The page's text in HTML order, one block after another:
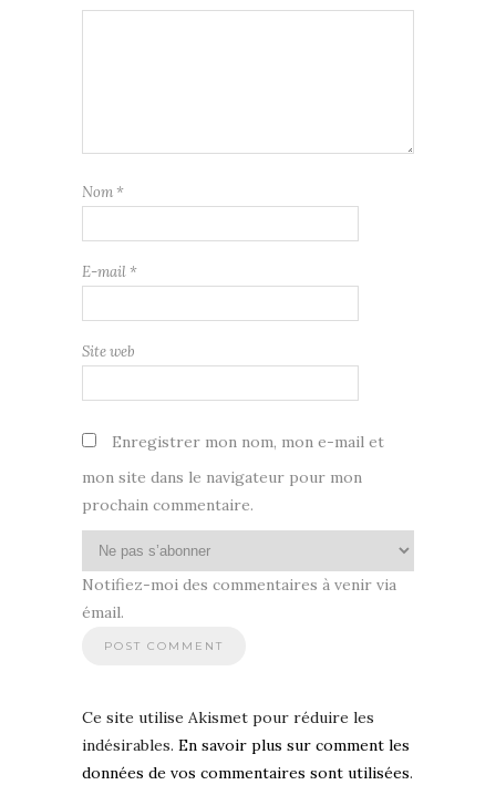
Nom *
E-mail *
Site web
Enregistrer mon nom, mon e-mail et
mon site dans le navigateur pour mon
prochain commentaire.
Notifiez-moi des commentaires à venir via
émail.
Ce site utilise Akismet pour réduire les
indésirables. En savoir plus sur comment les
données de vos commentaires sont utilisées.